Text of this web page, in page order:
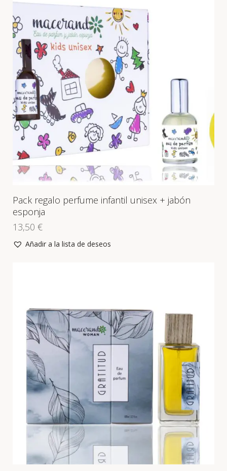
Pack regalo perfume infantil unisex + jabón
esponja
13,50 €
Añadir a la lista de deseos